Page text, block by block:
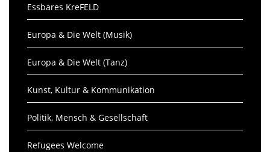
Essbares KreFELD
Europa & Die Welt (Musik)
Europa & Die Welt (Tanz)
Kunst, Kultur & Kommunikation
Politik, Mensch & Gesellschaft
Refugees Welcome